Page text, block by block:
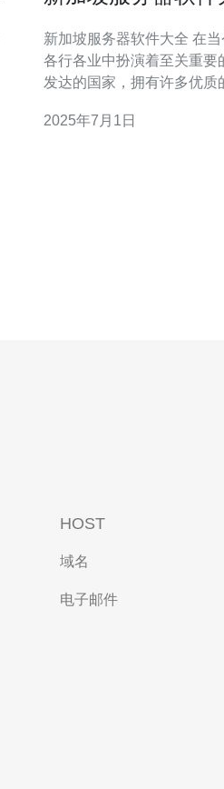
新加坡服务器软件大全 在当今数字化时代，服务器软件在
各行各业中扮演着至关重
发达的国家，拥有许多优质
绍新加坡一些常用的服务器
2025年7月1日
HOST
域名
电子邮件